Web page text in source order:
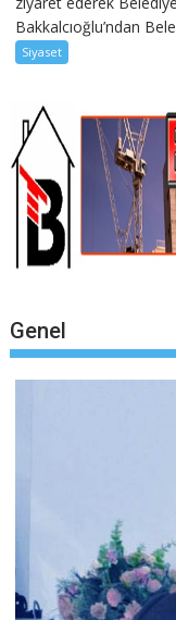
Bakkalcıoğlu’ndan
Siyaset
Genel